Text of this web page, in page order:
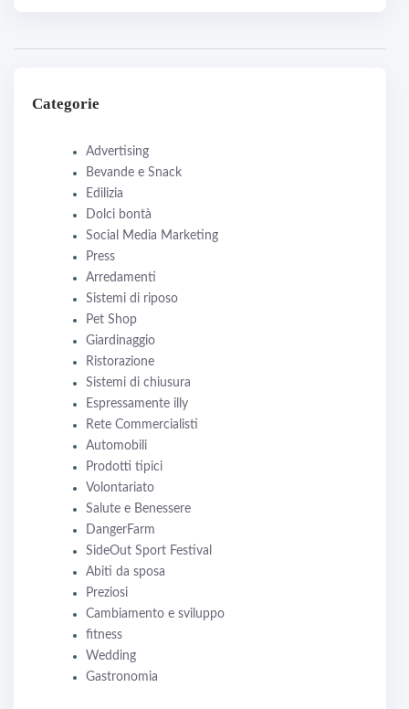
Categorie
Advertising
Bevande e Snack
Edilizia
Dolci bontà
Social Media Marketing
Press
Arredamenti
Sistemi di riposo
Pet Shop
Giardinaggio
Ristorazione
Sistemi di chiusura
Espressamente illy
Rete Commercialisti
Automobili
Prodotti tipici
Volontariato
Salute e Benessere
DangerFarm
SideOut Sport Festival
Abiti da sposa
Preziosi
Cambiamento e sviluppo
fitness
Wedding
Gastronomia